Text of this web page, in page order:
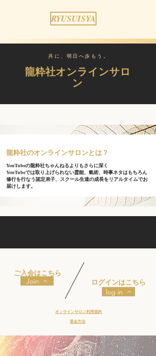
RYUSUISYA
​共に、明日へ歩もう。
龍粋社​オンラインサロ
ン
​龍粋社のオンラインサロンとは？
YouTubeの龍粋社ちゃんねるよりもさらに深く
YouTubeでは取り上げられない霊能、氣術、時事ネタはもちろん
修行を行なう認定弟子、スクール生達の成長をリアルタイムでお
届けします。
​ご入会はこちら
Join ​ログインはこちら
log in
​オンラインサロン利用規約
​退会方法